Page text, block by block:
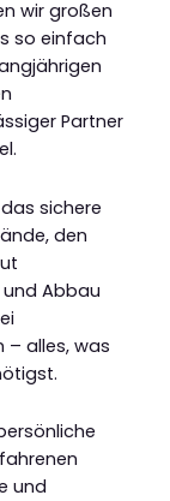
wir großen
so einfach
Partner
sichere
den
Abbau
alles, was
und